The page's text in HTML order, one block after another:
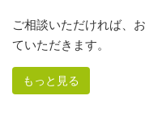
ご相談いただければ、
ていただきます。
もっと見る